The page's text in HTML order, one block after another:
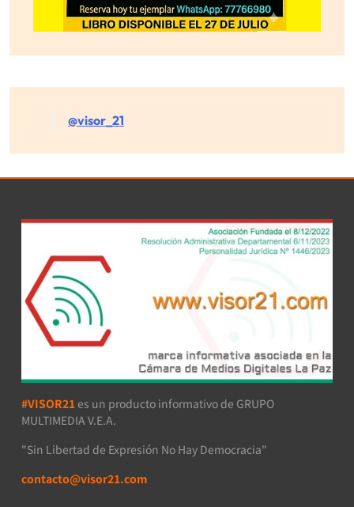
@visor_21
#VISOR21 es un producto informativo de GRUPO
MULTIMEDIA V.E.A.
"Sin Libertad de Expresión No Hay Democracia"
contacto@visor21.com